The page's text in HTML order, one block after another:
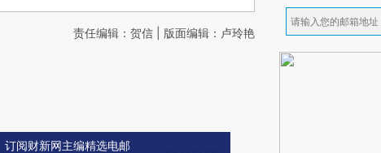
责任编辑：贺信 | 版面编辑：卢玲艳
订阅财新网主编精选电邮